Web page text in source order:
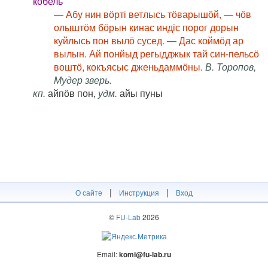
— Абу нин вӧрті ветлысь тӧварышӧй, — чӧв
олыштӧм бӧрын кинас индіс порог дорын
куйлысь пон вылӧ сусед. — Дас коймӧд ар
вылын. Ай понйыд регыдджык тай син-пельсӧ
воштӧ, кокъясыс дженьдаммӧны. В. Торопов,
Мудер зверь.
кп. айпӧв пон, удм. айы пуны
О сайте | Инструкция | Вход
© FU-Lab2026
Email:komi@fu-lab.ru